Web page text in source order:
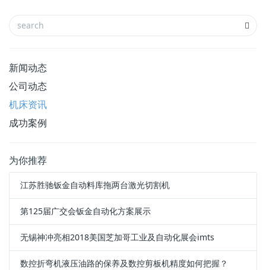
新闻动态
公司动态
机床资讯
成功案例
为你推荐
江苏胜驰钣金自动料库拖两台激光切割机
第125届广交会钣金自动化方案展示
无锡神冲亮相2018美国芝加哥工业及自动化展会imts
数控折弯机液压油路的保养及数控剪板机精度如何把握？